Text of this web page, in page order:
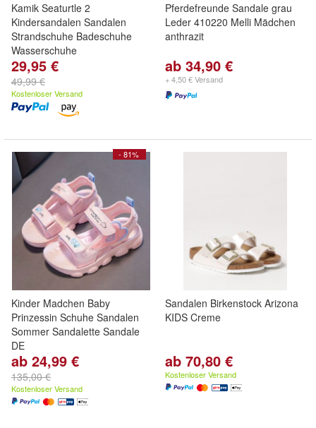
Kamik Seaturtle 2
Kindersandalen Sandalen
Strandschuhe Badeschuhe
Wasserschuhe
29,95 €
49,99 €
Kostenloser Versand
Pferdefreunde Sandale grau
Leder 410220 Melli Mädchen
anthrazit
ab 34,90 €
+ 4,50 € Versand
- 81%
Kinder Madchen Baby
Prinzessin Schuhe Sandalen
Sommer Sandalette Sandale
DE
ab 24,99 €
135,00 €
Kostenloser Versand
Sandalen Birkenstock Arizona
KIDS Creme
ab 70,80 €
Kostenloser Versand